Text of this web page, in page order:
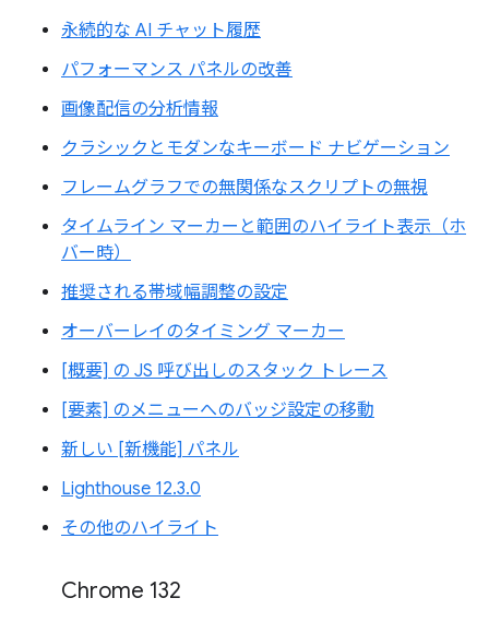
永続的な AI チャット履歴
パフォーマンス パネルの改善
画像配信の分析情報
クラシックとモダンなキーボード ナビゲーション
フレームグラフでの無関係なスクリプトの無視
タイムライン マーカーと範囲のハイライト表示（ホ
バー時）
推奨される帯域幅調整の設定
オーバーレイのタイミング マーカー
[概要] の JS 呼び出しのスタック トレース
[要素] のメニューへのバッジ設定の移動
新しい [新機能] パネル
Lighthouse 12.3.0
その他のハイライト
Chrome 132